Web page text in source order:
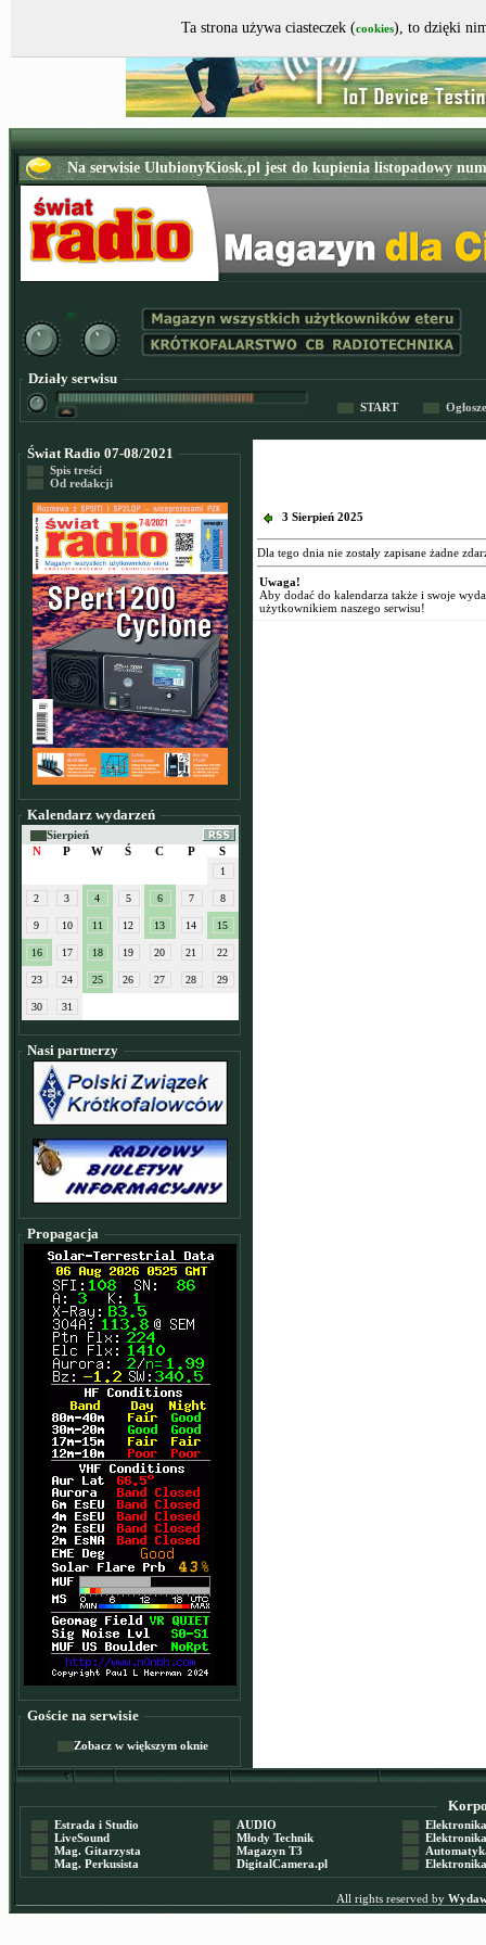
Działy serwisu
START
Świat Radio 07-08/2021
Spis treści
Od redakcji
Kalendarz wydarzeń
Sierpień
N
P W Ś C P S
1
2 3 4 5 6 7 8
9 10 11 12 13 14 15
16 17 18 19 20 21 22
23 24 25 26 27 28 29
30 31
Nasi partnerzy
Propagacja
Goście na serwisie
Zobacz w większym oknie
3 Sierpień 2025
Dla tego dnia nie zostały zapisane żadne
Uwaga!
Aby dodać do kalendarza także i swoje
użytkownikiem naszego serwisu!
Estrada i Studio
LiveSound
Mag. Gitarzysta
Mag. Perkusista
AUDIO
Młody Technik
Magazyn T3
DigitalCamera.pl
Elektronika
Elektronika
Automatyka
Elektronika
All rights reserved by
Ta strona używa ciasteczek (cookies), to dzięki